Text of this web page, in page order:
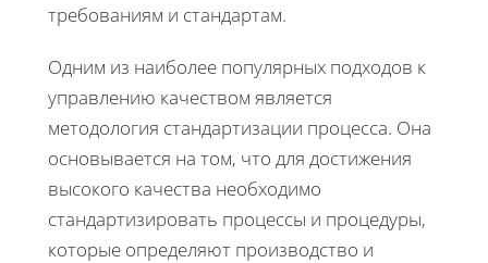
требованиям и стандартам.
Одним из наиболее популярных подходов к
управлению качеством является
методология стандартизации процесса. Она
основывается на том, что для достижения
высокого качества необходимо
стандартизировать процессы и процедуры,
которые определяют производство и